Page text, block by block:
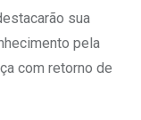
sua
pela
com retorno de